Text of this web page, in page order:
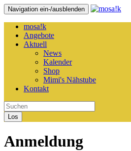
Navigation ein-/ausblenden
mosa!k
Angebote
Aktuell
News
Kalender
Shop
Mimi's Nähstube
Kontakt
Los
Anmeldung